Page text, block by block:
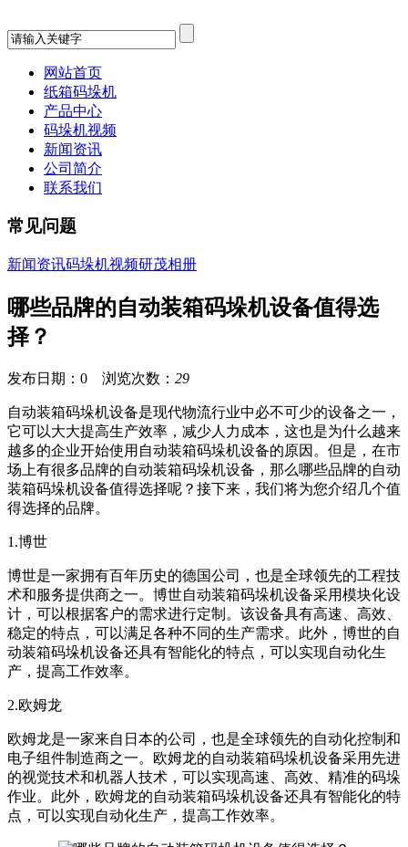
网站首页
纸箱码垛机
产品中心
码垛机视频
新闻资讯
公司简介
联系我们
常见问题
新闻资讯码垛机视频研茂相册
哪些品牌的自动装箱码垛机设备值得选
择？
发布日期：0 浏览次数： 29
自动装箱码垛机设备是现代物流行业中必不可少的设备之一，
它可以大大提高生产效率，减少人力成本，这也是为什么越来
越多的企业开始使用自动装箱码垛机设备的原因。但是，在市
场上有很多品牌的自动装箱码垛机设备，那么哪些品牌的自动
装箱码垛机设备值得选择呢？接下来，我们将为您介绍几个值
得选择的品牌。
1.博世
博世是一家拥有百年历史的德国公司，也是全球领先的工程技
术和服务提供商之一。博世自动装箱码垛机设备采用模块化设
计，可以根据客户的需求进行定制。该设备具有高速、高效、
稳定的特点，可以满足各种不同的生产需求。此外，博世的自
动装箱码垛机设备还具有智能化的特点，可以实现自动化生
产，提高工作效率。
2.欧姆龙
欧姆龙是一家来自日本的公司，也是全球领先的自动化控制和
电子组件制造商之一。欧姆龙的自动装箱码垛机设备采用先进
的视觉技术和机器人技术，可以实现高速、高效、精准的码垛
作业。此外，欧姆龙的自动装箱码垛机设备还具有智能化的特
点，可以实现自动化生产，提高工作效率。